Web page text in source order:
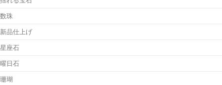
数珠
新品仕上げ
星座石
曜日石
珊瑚